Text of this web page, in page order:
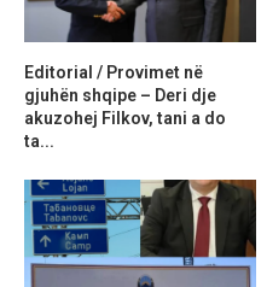
Editorial / Provimet në
gjuhën shqipe – Deri dje
akuzohej Filkov, tani a do
ta...